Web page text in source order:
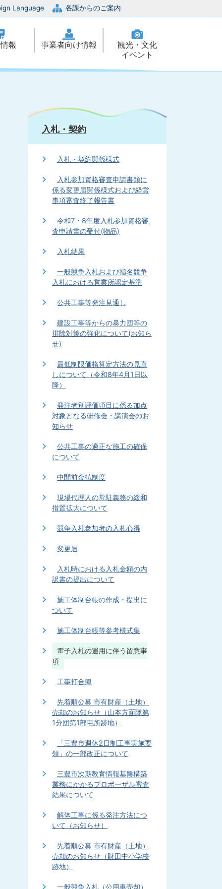
Language 各課からのご案内
報 事業者向け情報
観光・文化
イベント
入札・契約
入札・契約関係様式
入札参加資格審査申請書類に
係る変更届関係様式および経営
事項審査終了報告書
令和7・8年度入札参加資格審
査申請書の受付(物品)
入札結果
一般競争入札および指名競争
入札における営業所認定基準
公共工事等発注見通し
建設工事等からの暴力団等の
排除対策の強化について(お知ら
せ)
最低制限価格算定方法の見直
しについて（令和8年4月1日以
降）
発注者別評価項目に係る加点
対象となる研修会・講演会のお
知らせ
公共工事の適正な施工の確保
について
中間前金払制度
現場代理人の常駐義務の緩和
措置拡大について
競争入札参加者の入札心得
変更届
入札時における入札金額の内
訳書の提出について
施工体制台帳の作成・提出に
ついて
施工体制台帳等参考様式集
電子入札の運用に伴う留意事
項
工事打合簿
先着順公募 市有財産（土地）
売却のお知らせ（山本方面隊第
1分団第1部屯所跡地）
「三豊市週休2日制工事実施要
領」の一部改正について
三豊市次期教育情報基盤構築
業務にかかるプロポーザル審査
結果について
解体工事に係る発注方法につ
いて（お知らせ）
先着順公募 市有財産（土地）
売却のお知らせ（財田中小学校
跡地）
一般競争入札（公用車売却）